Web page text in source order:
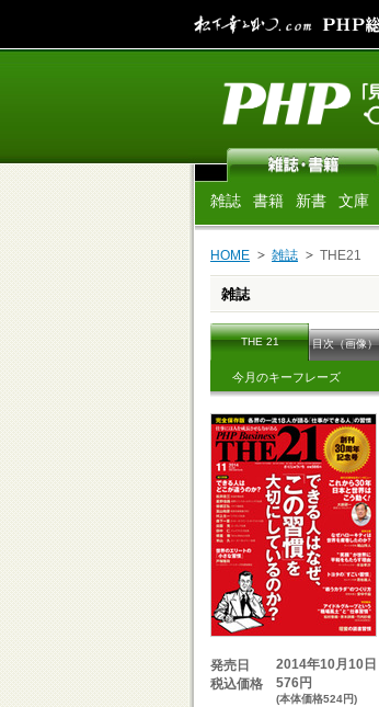
雑誌 書籍 新書 文庫
HOME 雑誌 THE21
雑誌
THE 21 目次（画像）
今月のキーフレーズ
発売日
2014年10月10日
税込価格
576円
(本体価格524円)